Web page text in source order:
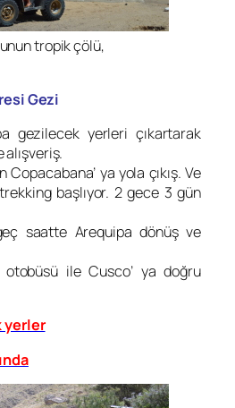
tropik çölü,
Gezi
gezilecek yerleri çıkartarak
Copacabana’ ya yola çıkış. Ve
başlıyor. 2 gece 3 gün
saatte Arequipa dönüş ve
ile Cusco’ ya doğru
yerler